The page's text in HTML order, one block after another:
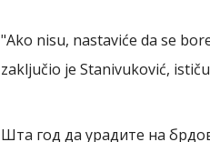
"Ako nisu, nastaviće da se
zaključio je Stanivuković,
Шта год да урадите на